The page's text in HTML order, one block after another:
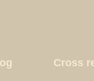
Cross